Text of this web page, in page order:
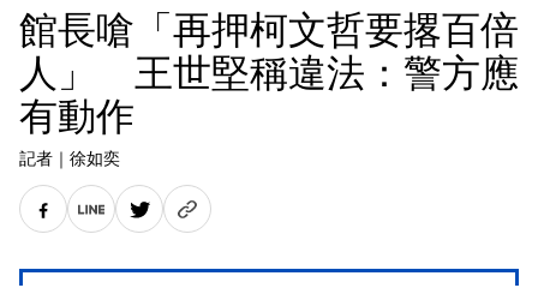
館長嗆「再押柯文哲要撂百倍
人」 王世堅稱違法：警方應
有動作
記者 ｜ 徐如奕